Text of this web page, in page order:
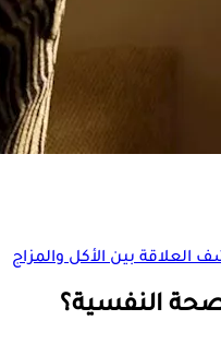
بين الأكل والمزاج
النفسية؟